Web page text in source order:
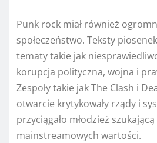
Punk rock miał również
społeczeństwo. Teksty
tematy takie jak
korupcja polityczna, wojna i
Zespoły takie jak The Clash i
otwarcie krytykowały rządy i
przyciągało młodzież
mainstreamowych wartości.